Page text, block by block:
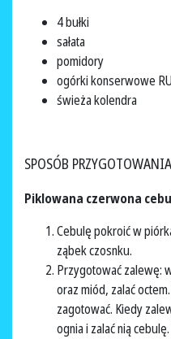
4 bułki
sałata
pomidory
ogórki konserwowe
świeża kolendra
SPOSÓB
Piklowana czerwona
Cebulę pokroić w
ząbek czosnku.
Przygotować zalewę:
oraz miód, zalać
zagotować. Kiedy
ognia i zalać nią